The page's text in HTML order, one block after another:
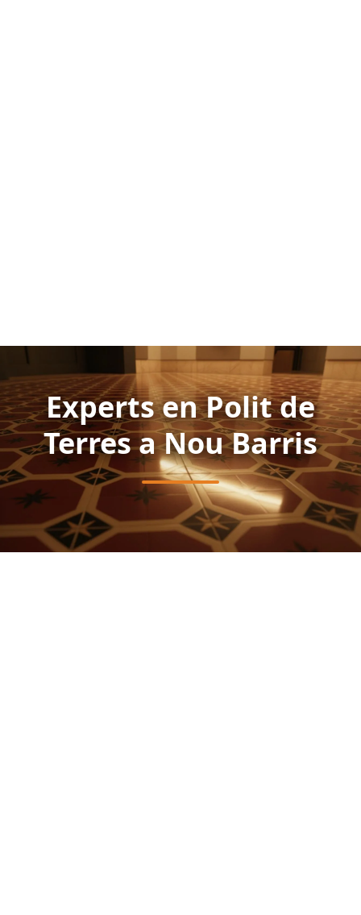
Experts en Polit de
Terres a Nou Barris